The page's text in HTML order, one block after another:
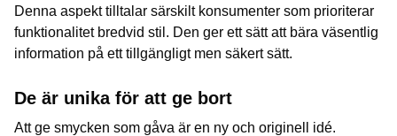
Denna aspekt tilltalar särskilt konsumenter som prioriterar
funktionalitet bredvid stil. Den ger ett sätt att bära väsentlig
information på ett tillgängligt men säkert sätt.
De är unika för att ge bort
Att ge smycken som gåva är en ny och originell idé.